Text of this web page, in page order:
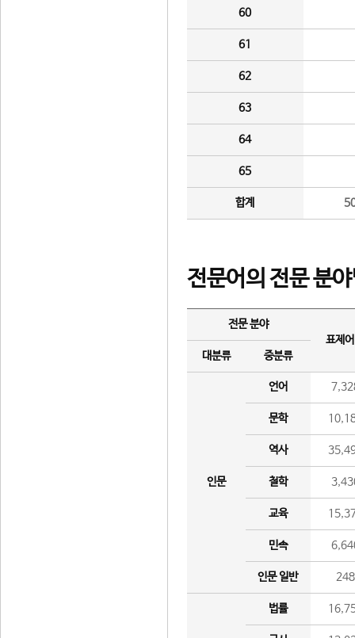
60
61
62
63
64
65
합계
전문어의 전문 분
전문 분야
표제
대분류
중분류
인문
언어
문학
역사
철학
교육
민속
인문 일반 248
법률